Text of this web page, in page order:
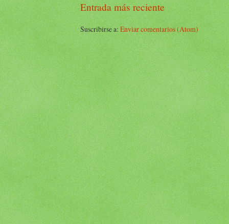
Entrada más reciente
Suscribirse a:Enviar comentarios (Atom)